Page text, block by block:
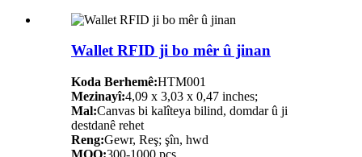
Wallet RFID ji bo mêr û jinan
Koda Berhemê:HTM001
Mezinayî:4,09 x 3,03 x 0,47 inches;
Mal:Canvas bi kalîteya bilind, domdar û ji
destdanê rehet
Reng:Gewr, Reş; şîn, hwd
MOQ:300-1000 pcs